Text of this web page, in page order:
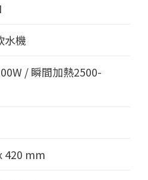
水機
/ 瞬間加熱2500-
420 mm